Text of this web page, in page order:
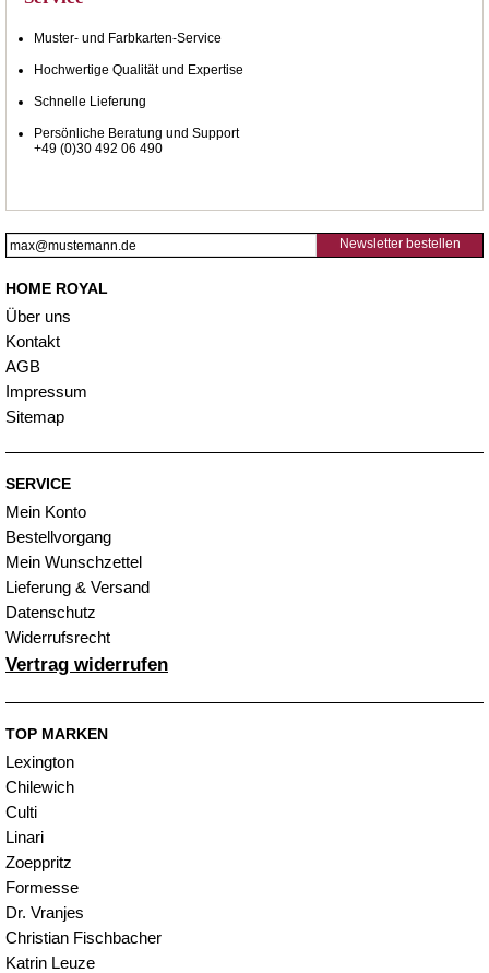
Muster- und Farbkarten-Service
Hochwertige Qualität und Expertise
Schnelle Lieferung
Persönliche Beratung und Support
+49 (0)30 492 06 490
Newsletter bestellen
HOME ROYAL
Über uns
Kontakt
AGB
Impressum
Sitemap
SERVICE
Mein Konto
Bestellvorgang
Mein Wunschzettel
Lieferung & Versand
Datenschutz
Widerrufsrecht
Vertrag widerrufen
TOP MARKEN
Lexington
Chilewich
Culti
Linari
Zoeppritz
Formesse
Dr. Vranjes
Christian Fischbacher
Katrin Leuze